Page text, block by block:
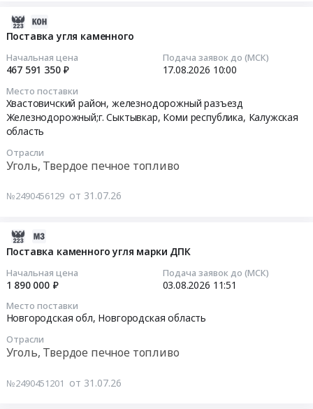
Поставка угля каменного
Начальная цена
467 591 350 ₽
Подача заявок до (МСК)
17.08.2026 10:00
Место поставки
Хвастовичский район, железнодорожный разъезд
Железнодорожный;г. Сыктывкар, Коми республика, Калужская
область
Отрасли
Уголь, Твердое печное топливо
№2490456129 от 31.07.26
Поставка каменного угля марки ДПК
Начальная цена
1 890 000 ₽
Подача заявок до (МСК)
03.08.2026 11:51
Место поставки
Новгородская обл, Новгородская область
Отрасли
Уголь, Твердое печное топливо
№2490451201 от 31.07.26